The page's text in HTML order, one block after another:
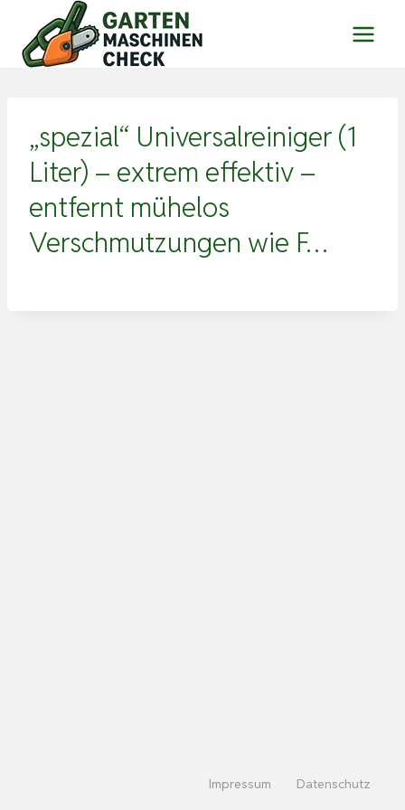
Inhalt
springen
„spezial“ Universalreiniger (1
Liter) – extrem effektiv –
entfernt mühelos
Verschmutzungen wie F…
Impressum Datenschutz